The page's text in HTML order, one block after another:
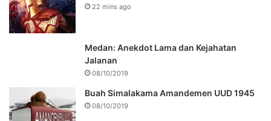
22 mins ago
Medan: Anekdot Lama dan Kejahatan
Jalanan
08/10/2019
Buah Simalakama Amandemen UUD 1945
08/10/2019